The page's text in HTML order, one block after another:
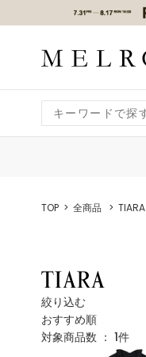
TOP 全商品 TIARA
絞り込む
おすすめ順
対象商品数 ： 1件